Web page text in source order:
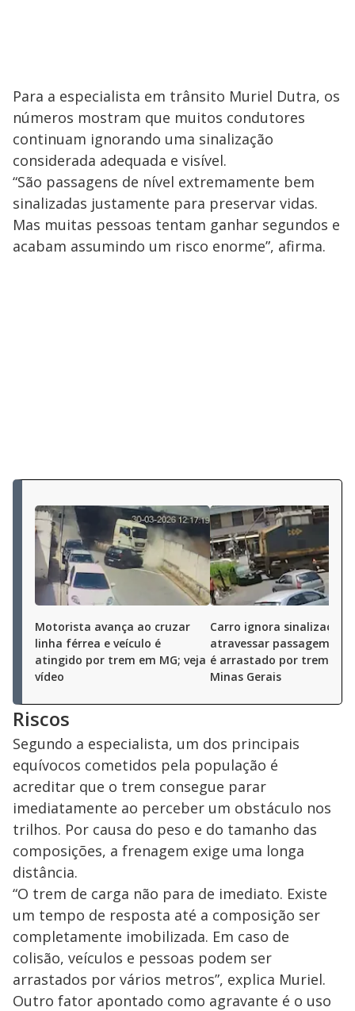
Para a especialista em trânsito Muriel Dutra, os
números mostram que muitos condutores
continuam ignorando uma sinalização
considerada adequada e visível.
“São passagens de nível extremamente bem
sinalizadas justamente para preservar vidas.
Mas muitas pessoas tentam ganhar segundos e
acabam assumindo um risco enorme”, afirma.
Motorista avança ao cruzar
linha férrea e veículo é
atingido por trem em MG; veja
vídeo
Carro ignora
atravessar passagem de
é arrastado por trem em
Minas Gerais
Riscos
Segundo a especialista, um dos principais
equívocos cometidos pela população é
acreditar que o trem consegue parar
imediatamente ao perceber um obstáculo nos
trilhos. Por causa do peso e do tamanho das
composições, a frenagem exige uma longa
distância.
“O trem de carga não para de imediato. Existe
um tempo de resposta até a composição ser
completamente imobilizada. Em caso de
colisão, veículos e pessoas podem ser
arrastados por vários metros”, explica Muriel.
Outro fator apontado como agravante é o uso